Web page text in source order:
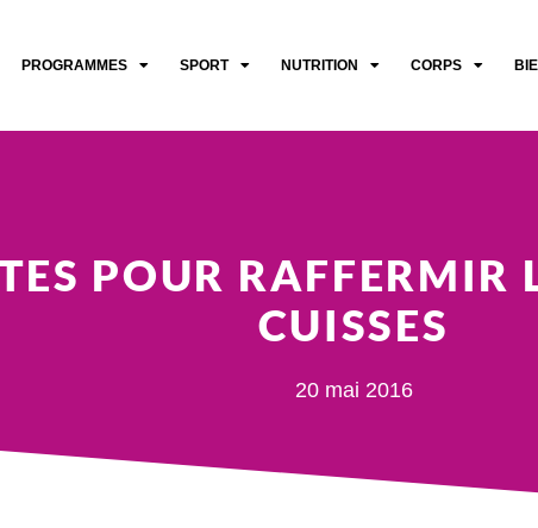
PROGRAMMES SPORT NUTRITION CORPS
POUR RAFFERMIR
CUISSES
20 mai 2016